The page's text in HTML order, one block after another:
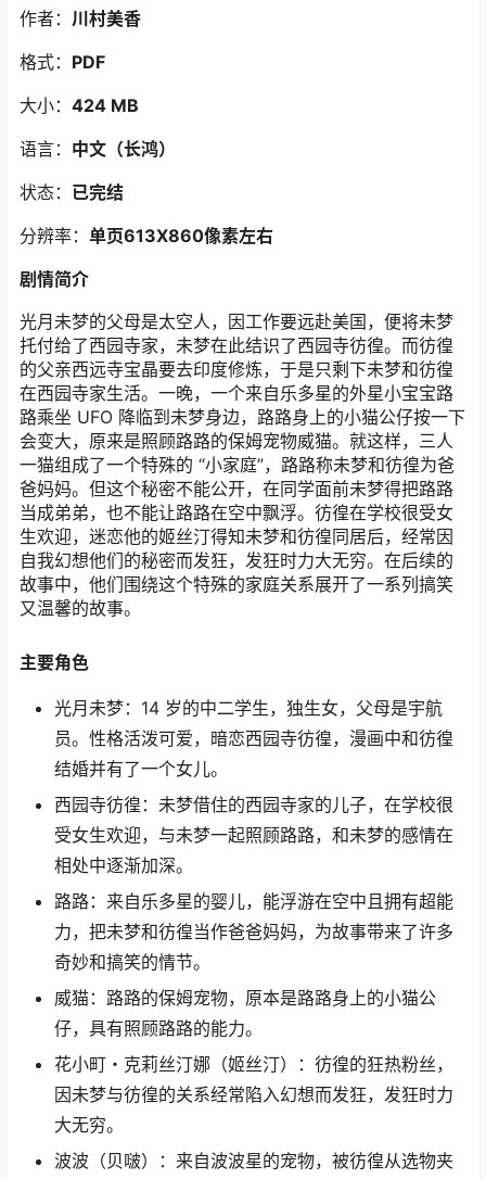
作者： 川村美香
格式： PDF
大小： 424 MB
语言： 中文（长鸿）
状态： 已完结
分辨率： 单页613X860像素左右
剧情简介
光月未梦的父母是太空人，因工作要远赴美国，便将未梦
托付给了西园寺家，未梦在此结识了西园寺彷徨。而彷徨
的父亲西远寺宝晶要去印度修炼，于是只剩下未梦和彷徨
在西园寺家生活。一晚，一个来自乐多星的外星小宝宝路
路乘坐 UFO 降临到未梦身边，路路身上的小猫公仔按一下
会变大，原来是照顾路路的保姆宠物威猫。就这样，三人
一猫组成了一个特殊的 “小家庭”，路路称未梦和彷徨为爸
爸妈妈。但这个秘密不能公开，在同学面前未梦得把路路
当成弟弟，也不能让路路在空中飘浮。彷徨在学校很受女
生欢迎，迷恋他的姬丝汀得知未梦和彷徨同居后，经常因
自我幻想他们的秘密而发狂，发狂时力大无穷。在后续的
故事中，他们围绕这个特殊的家庭关系展开了一系列搞笑
又温馨的故事。
主要角色
光月未梦：14 岁的中二学生，独生女，父母是宇航
员。性格活泼可爱，暗恋西园寺彷徨，漫画中和彷徨
结婚并有了一个女儿。
西园寺彷徨：未梦借住的西园寺家的儿子，在学校很
受女生欢迎，与未梦一起照顾路路，和未梦的感情在
相处中逐渐加深。
路路：来自乐多星的婴儿，能浮游在空中且拥有超能
力，把未梦和彷徨当作爸爸妈妈，为故事带来了许多
奇妙和搞笑的情节。
威猫：路路的保姆宠物，原本是路路身上的小猫公
仔，具有照顾路路的能力。
花小町・克莉丝汀娜（姬丝汀）：彷徨的狂热粉丝，
因未梦与彷徨的关系经常陷入幻想而发狂，发狂时力
大无穷。
波波（贝啵）：来自波波星的宠物，被彷徨从选物夹